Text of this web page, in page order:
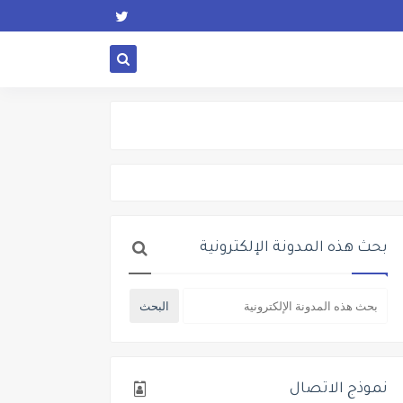
بحث هذه المدونة الإلكترونية
نموذج الاتصال